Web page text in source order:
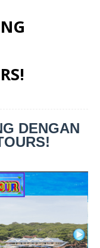
DENGAN